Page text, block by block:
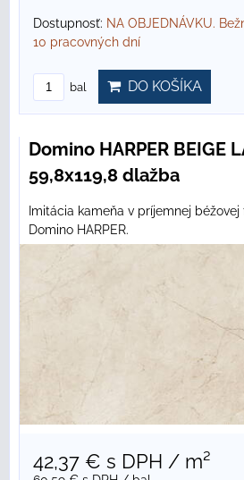
Dostupnosť: NA OBJEDNÁVKU.
10 pracovných dní
bal DO KOŠÍKA
Domino HARPER BEIGE
59,8x119,8 dlažba
Imitácia kameňa v príjemnej
Domino HARPER.
42,37 € s DPH / m²